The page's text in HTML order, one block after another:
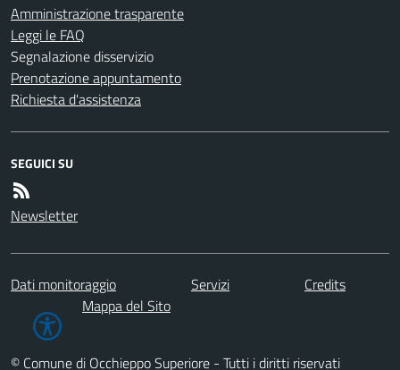
Amministrazione trasparente
Leggi le FAQ
Segnalazione disservizio
Prenotazione appuntamento
Richiesta d'assistenza
SEGUICI SU
Newsletter
Dati monitoraggio Servizi
Credits
Mappa del Sito
© Comune di Occhieppo Superiore - Tutti i diritti riservati